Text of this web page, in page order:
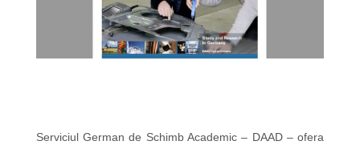
Serviciul German de Schimb Academic – DAAD – ofera